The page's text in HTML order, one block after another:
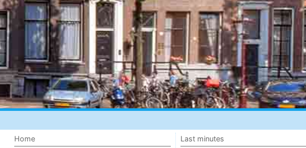
Home
Last minutes